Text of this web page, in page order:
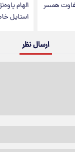
همسر
الهام
استایل
ارسال نظر